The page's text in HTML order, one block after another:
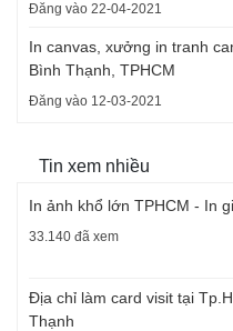
Đăng vào 22-04-2021
In canvas, xưởng in tranh
Bình Thạnh, TPHCM
Đăng vào 12-03-2021
Tin xem nhiều
In ảnh khổ lớn TPHCM - In
33.140 đã xem
Địa chỉ làm card visit tại
Thạnh